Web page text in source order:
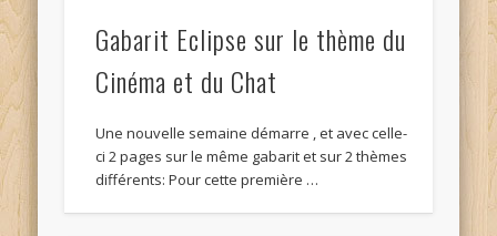
Gabarit Eclipse sur le thème du
Cinéma et du Chat
Une nouvelle semaine démarre , et avec celle-
ci 2 pages sur le même gabarit et sur 2 thèmes
différents: Pour cette première …